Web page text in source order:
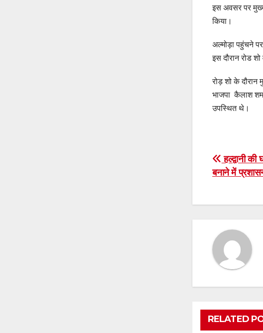
इस अवसर पर
किया।
अल्मोड़ा पहुंचने
इस दौरान रोड
रोड़ शो के
भाजपा कैलाश
उपस्थित थे।
Post
हल्द्वानी
बनाने में
RELATED